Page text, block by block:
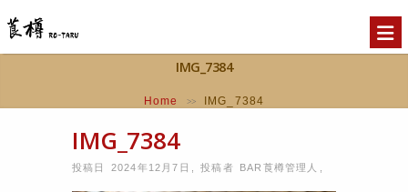
IMG_7384
Home >> IMG_7384
IMG_7384
投稿日 2024年12月7日 ,投稿者 BAR莨樽管理人